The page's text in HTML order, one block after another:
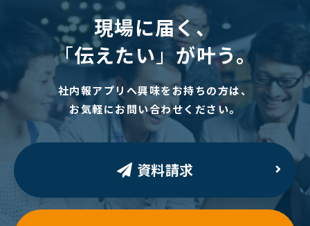
現場に届く、
「伝えたい」 が叶う。
社内報アプリへ興味をお持ちの方は、
お気軽にお問い合わせください。
資料請求